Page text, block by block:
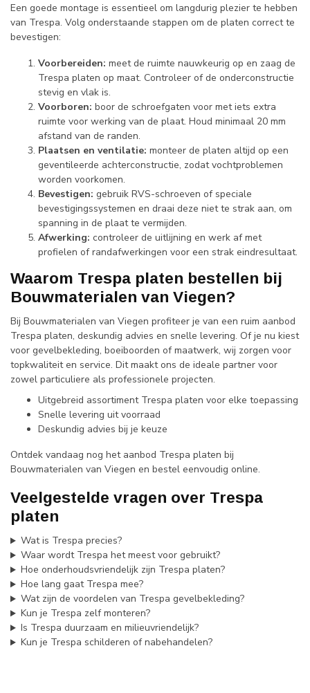
Een goede montage is essentieel om langdurig plezier te hebben
van Trespa. Volg onderstaande stappen om de platen correct te
bevestigen:
Voorbereiden: meet de ruimte nauwkeurig op en zaag de
Trespa platen op maat. Controleer of de onderconstructie
stevig en vlak is.
Voorboren: boor de schroefgaten voor met iets extra
ruimte voor werking van de plaat. Houd minimaal 20 mm
afstand van de randen.
Plaatsen en ventilatie: monteer de platen altijd op een
geventileerde achterconstructie, zodat vochtproblemen
worden voorkomen.
Bevestigen: gebruik RVS-schroeven of speciale
bevestigingssystemen en draai deze niet te strak aan, om
spanning in de plaat te vermijden.
Afwerking: controleer de uitlijning en werk af met
profielen of randafwerkingen voor een strak eindresultaat.
Waarom Trespa platen bestellen bij
Bouwmaterialen van Viegen?
Bij Bouwmaterialen van Viegen profiteer je van een ruim aanbod
Trespa platen, deskundig advies en snelle levering. Of je nu kiest
voor gevelbekleding, boeiboorden of maatwerk, wij zorgen voor
topkwaliteit en service. Dit maakt ons de ideale partner voor
zowel particuliere als professionele projecten.
Uitgebreid assortiment Trespa platen voor elke toepassing
Snelle levering uit voorraad
Deskundig advies bij je keuze
Ontdek vandaag nog het aanbod Trespa platen bij
Bouwmaterialen van Viegen en bestel eenvoudig online.
Veelgestelde vragen over Trespa
platen
Wat is Trespa precies?
Waar wordt Trespa het meest voor gebruikt?
Hoe onderhoudsvriendelijk zijn Trespa platen?
Hoe lang gaat Trespa mee?
Wat zijn de voordelen van Trespa gevelbekleding?
Kun je Trespa zelf monteren?
Is Trespa duurzaam en milieuvriendelijk?
Kun je Trespa schilderen of nabehandelen?